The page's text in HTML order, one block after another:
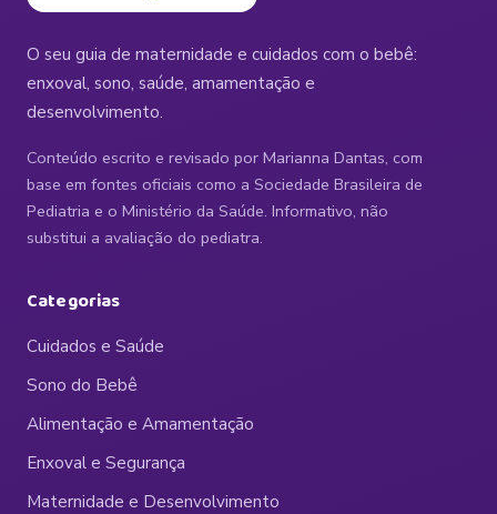
O seu guia de maternidade e cuidados com o bebê:
enxoval, sono, saúde, amamentação e
desenvolvimento.
Conteúdo escrito e revisado por Marianna Dantas, com
base em fontes oficiais como a Sociedade Brasileira de
Pediatria e o Ministério da Saúde. Informativo, não
substitui a avaliação do pediatra.
Categorias
Cuidados e Saúde
Sono do Bebê
Alimentação e Amamentação
Enxoval e Segurança
Maternidade e Desenvolvimento